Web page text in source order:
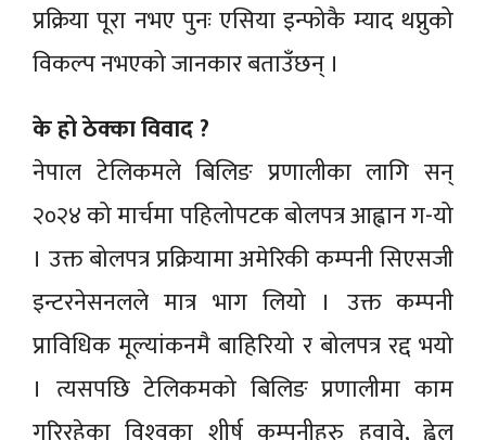
प्रक्रिया पूरा नभए पुनः एसिया इन्फोकै म्याद थप्नुको
विकल्प नभएको जानकार बताउँछन् ।
के हो ठेक्का विवाद ?
नेपाल टेलिकमले बिलिङ प्रणालीका लागि सन्
२०२४ को मार्चमा पहिलोपटक बोलपत्र आह्वान ग-यो
। उक्त बोलपत्र प्रक्रियामा अमेरिकी कम्पनी सिएसजी
इन्टरनेसनलले मात्र भाग लियो । उक्त कम्पनी
प्राविधिक मूल्यांकनमै बाहिरियो र बोलपत्र रद्द भयो
। त्यसपछि टेलिकमको बिलिङ प्रणालीमा काम